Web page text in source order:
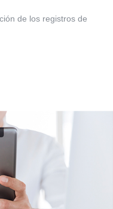
de los registros de